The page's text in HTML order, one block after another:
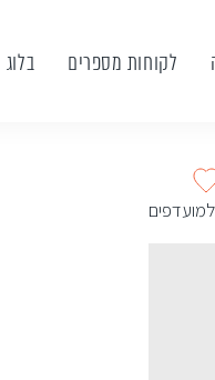
לקוחות מספרים בלוג